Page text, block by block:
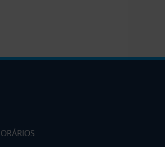
HORÁRIOS